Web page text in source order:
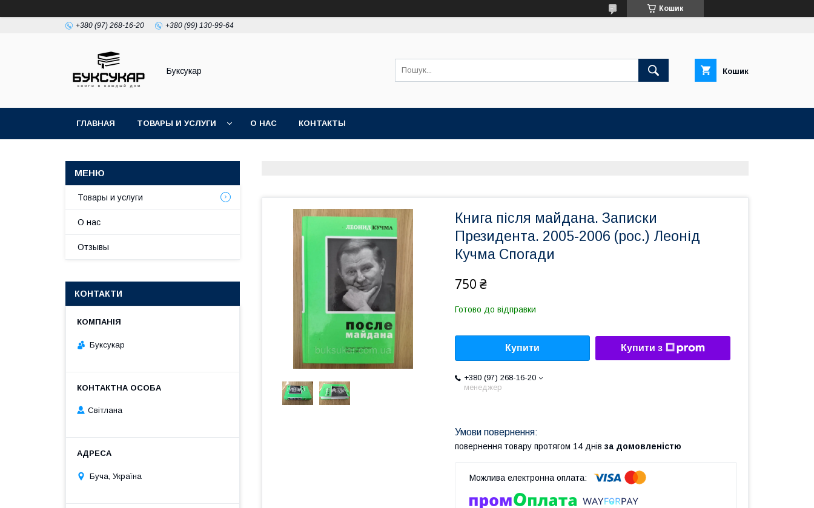
Кошик
+380 (97) 268-16-20 +380 (99) 130-99-64
Буксукар Кошик
ГЛАВНАЯ ТОВАРЫ И УСЛУГИ О НАС КОНТАКТЫ
Книга після майдана. Записки
Президента. 2005-2006 (рос.) Леонід
Кучма Спогади
750 ₴
Готово до відправки
Купити Купити з
+380 (97) 268-16-20
менеджер
повернення товару протягом 14 днів за домовленістю
Товары и услуги
О нас
Отзывы
КОНТАКТИ
Буксукар
Світлана
Буча, Україна